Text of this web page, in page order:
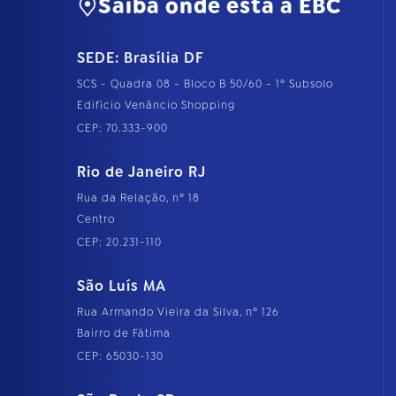
Saiba onde está a EBC
SEDE: Brasília DF
SCS - Quadra 08 - Bloco B 50/60 - 1º Subsolo
Edifício Venâncio Shopping
CEP: 70.333-900
Rio de Janeiro RJ
Rua da Relação, nº 18
Centro
CEP: 20.231-110
São Luís MA
Rua Armando Vieira da Silva, nº 126
Bairro de Fátima
CEP: 65030-130